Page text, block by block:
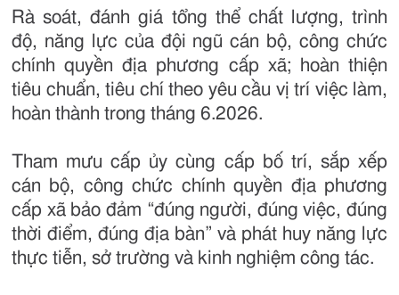
Rà soát, đánh giá tổng thể chất lượng, trình
độ, năng lực của đội ngũ cán bộ, công chức
chính quyền địa phương cấp xã; hoàn thiện
tiêu chuẩn, tiêu chí theo yêu cầu vị trí việc làm,
hoàn thành trong tháng 6.2026.
Tham mưu cấp ủy cùng cấp bố trí, sắp xếp
cán bộ, công chức chính quyền địa phương
cấp xã bảo đảm “đúng người, đúng việc, đúng
thời điểm, đúng địa bàn” và phát huy năng lực
thực tiễn, sở trường và kinh nghiệm công tác.